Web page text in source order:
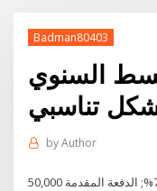
Badman80403
السنوي
تناسبي
byAuthor
معدل النسبة السنوي 7.9%; الدفعة المقدمة 50,000 SAR; الحد الأدنى